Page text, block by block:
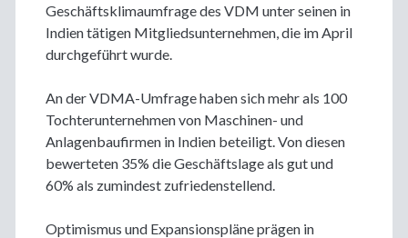
Geschäftsklimaumfrage des VDM unter seinen in
Indien tätigen Mitgliedsunternehmen, die im April
durchgeführt wurde.
An der VDMA-Umfrage haben sich mehr als 100
Tochterunternehmen von Maschinen- und
Anlagenbaufirmen in Indien beteiligt. Von diesen
bewerteten 35% die Geschäftslage als gut und
60% als zumindest zufriedenstellend.
Optimismus und Expansionspläne prägen in